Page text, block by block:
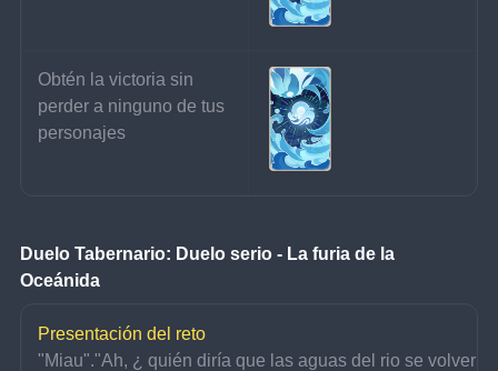
Obtén la victoria sin
perder a ninguno de tus
personajes
Duelo Tabernario: Duelo serio - La furia de la
Oceánida
Presentación del reto
"Miau"."Ah, ¿ quién diría que las aguas del rio se